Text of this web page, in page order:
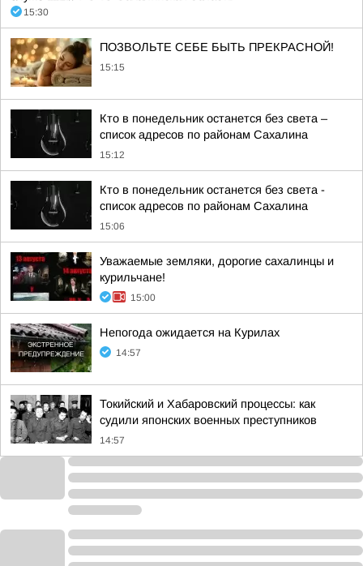
15:30
ПОЗВОЛЬТЕ СЕБЕ БЫТЬ ПРЕКРАСНОЙ!
15:15
Кто в понедельник останется без света –
список адресов по районам Сахалина
15:12
Кто в понедельник останется без света -
список адресов по районам Сахалина
15:06
Уважаемые земляки, дорогие сахалинцы и
курильчане!
15:00
Непогода ожидается на Курилах
14:57
Токийский и Хабаровский процессы: как
судили японских военных преступников
14:57